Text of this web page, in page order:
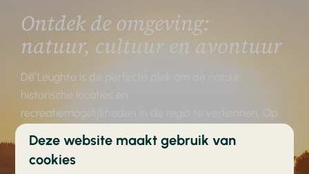
Ontdek de omgeving:
natuur, cultuur en avontuur
De Leughte is de perfecte plek om de natuur,
historische locaties en
recreatiemogelijkheden in de regio te verkennen. Op
je verschillende bezienswaardigheden, ideaal voor
een dag vol avontuur
Deze website maakt gebruik van
cookies